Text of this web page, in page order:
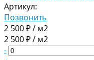
Артикул:
Позвонить
2 500 ₽ / м2
2 500 ₽ / м2
-